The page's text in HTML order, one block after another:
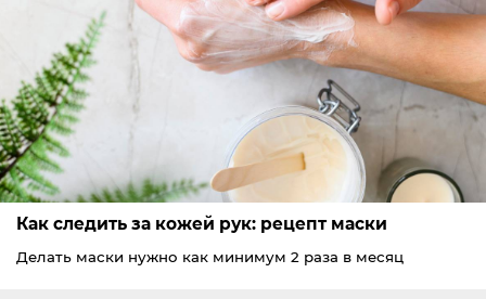
Как следить за кожей рук: рецепт маски
Делать маски нужно как минимум 2 раза в месяц